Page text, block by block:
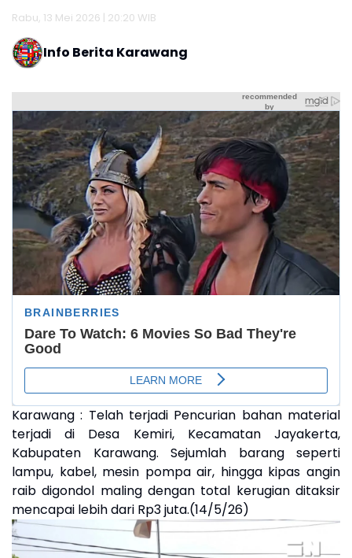
Rabu, 13 Mei 2026 | 20:20 WIB
Info Berita Karawang
Karawang : Telah terjadi Pencurian bahan material
terjadi di Desa Kemiri, Kecamatan Jayakerta,
Kabupaten Karawang. Sejumlah barang seperti
lampu, kabel, mesin pompa air, hingga kipas angin
raib digondol maling dengan total kerugian ditaksir
mencapai lebih dari Rp3 juta.(14/5/26)